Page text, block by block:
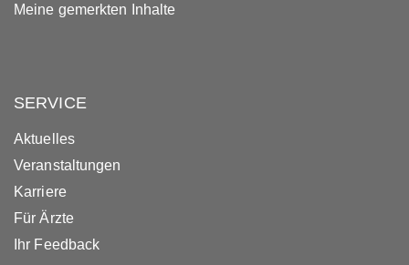
Meine gemerkten Inhalte
SERVICE
Aktuelles
Veranstaltungen
Karriere
Für Ärzte
Ihr Feedback